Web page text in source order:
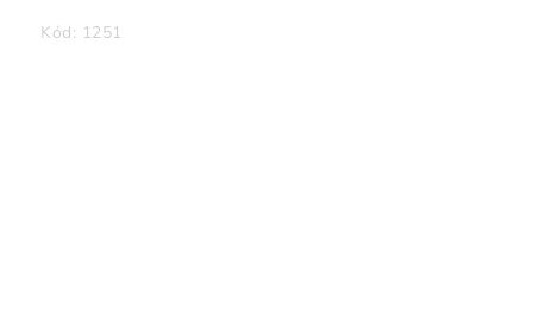
Kód: 1251